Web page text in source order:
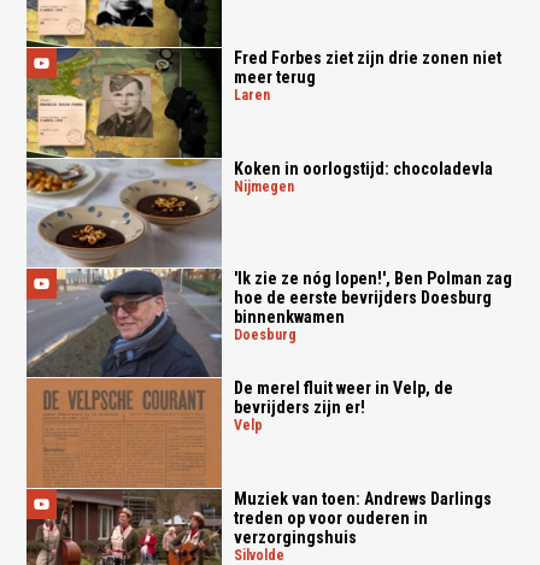
Fred Forbes ziet zijn drie zonen niet
meer terug
laren
Koken in oorlogstijd: chocoladevla
nijmegen
'Ik zie ze nóg lopen!', Ben Polman zag
hoe de eerste bevrijders Doesburg
binnenkwamen
doesburg
De merel fluit weer in Velp, de
bevrijders zijn er!
velp
Muziek van toen: Andrews Darlings
treden op voor ouderen in
verzorgingshuis
silvolde